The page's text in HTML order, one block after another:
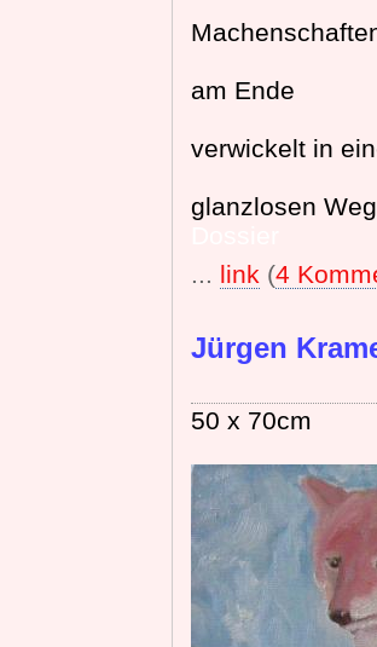
am Ende
verwickelt in
glanzlosen
... link (4
Jürgen
50 x 70cm